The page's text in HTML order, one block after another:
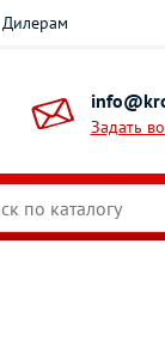
Дилерам
Задать